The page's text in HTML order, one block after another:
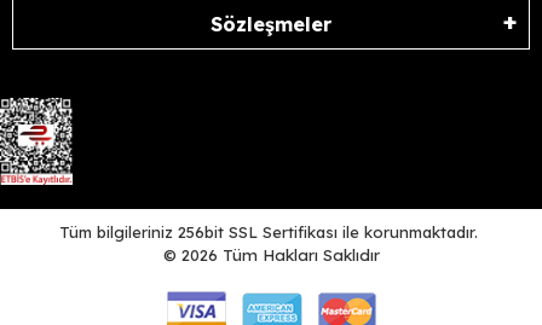
Sözleşmeler
Tüm bilgileriniz 256bit SSL Sertifikası ile korunmaktadır.
© 2026 Tüm Hakları Saklıdır